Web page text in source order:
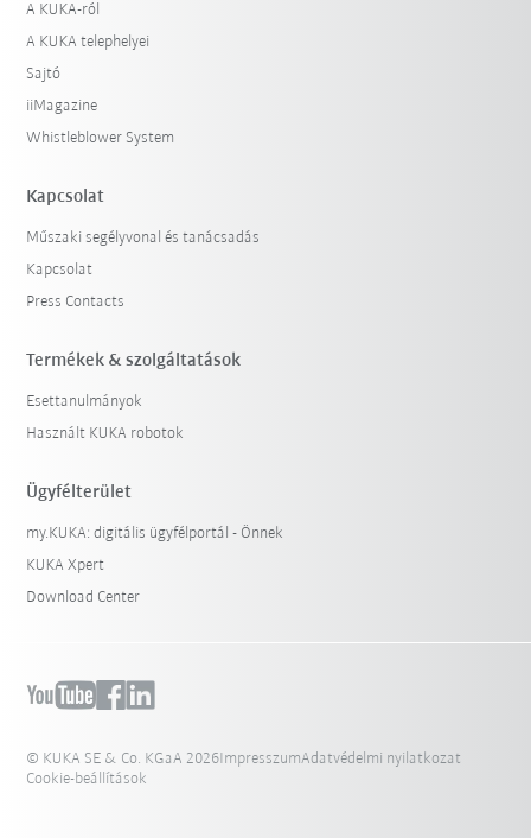
A KUKA-ról
A KUKA telephelyei
Sajtó
iiMagazine
Whistleblower System
Kapcsolat
Műszaki segélyvonal és tanácsadás
Kapcsolat
Press Contacts
Termékek & szolgáltatások
Esettanulmányok
Használt KUKA robotok
Ügyfélterület
my.KUKA: digitális ügyfélportál - Önnek
KUKA Xpert
Download Center
© KUKA SE & Co. KGaA 2026ImpresszumAdatvédelmi nyilatkozat
Cookie-beállítások